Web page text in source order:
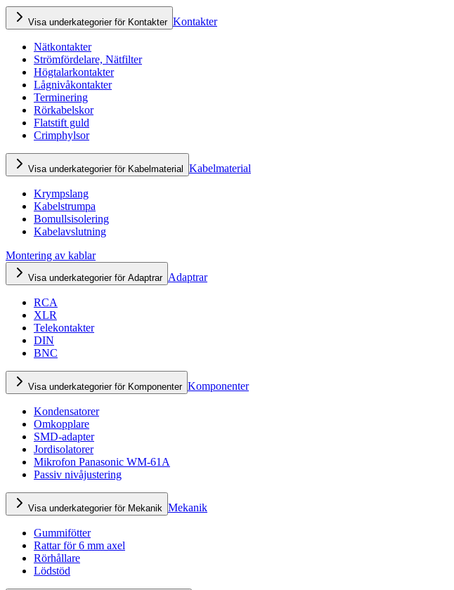
Visa underkategorier för Kontakter Kontakter
Nätkontakter
Strömfördelare, Nätfilter
Högtalarkontakter
Lågnivåkontakter
Terminering
Rörkabelskor
Flatstift guld
Crimphylsor
Visa underkategorier för Kabelmaterial Kabelmaterial
Krympslang
Kabelstrumpa
Bomullsisolering
Kabelavslutning
Montering av kablar
Visa underkategorier för Adaptrar Adaptrar
RCA
XLR
Telekontakter
DIN
BNC
Visa underkategorier för Komponenter Komponenter
Kondensatorer
Omkopplare
SMD-adapter
Jordisolatorer
Mikrofon Panasonic WM-61A
Passiv nivåjustering
Visa underkategorier för Mekanik Mekanik
Gummifötter
Rattar för 6 mm axel
Rörhållare
Lödstöd